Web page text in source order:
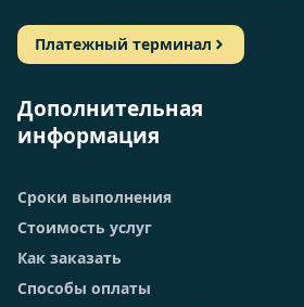
Платежный терминал
Дополнительная
информация
Сроки выполнения
Стоимость услуг
Как заказать
Способы оплаты